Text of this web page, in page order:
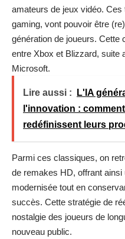
amateurs de jeux vidéo. Ces
gaming, vont pouvoir être
génération de joueurs. Cette
entre Xbox et Blizzard, suite
Microsoft.
Lire aussi :
L'IA
l'innovation :
redéfinissent leurs
Parmi ces classiques, on
de remakes HD, offrant ainsi
modernisée tout en
succès. Cette stratégie de
nostalgie des joueurs de
nouveau public.